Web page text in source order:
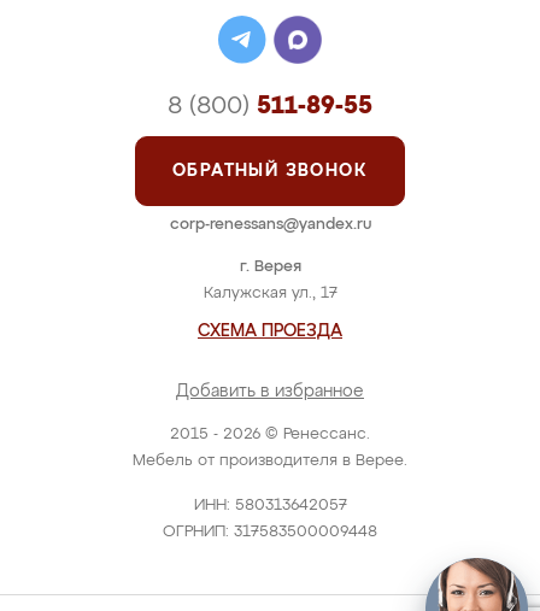
2015 - 2026 © Ренессанс.
Мебель от производителя в Верее.
ИНН: 580313642057
ОГРНИП: 317583500009448
г. Верея
Калужская ул., 17
СХЕМА ПРОЕЗДА
Добавить в избранное
8 (800) 511-89-55
ОБРАТНЫЙ ЗВОНОК
corp-renessans@yandex.ru